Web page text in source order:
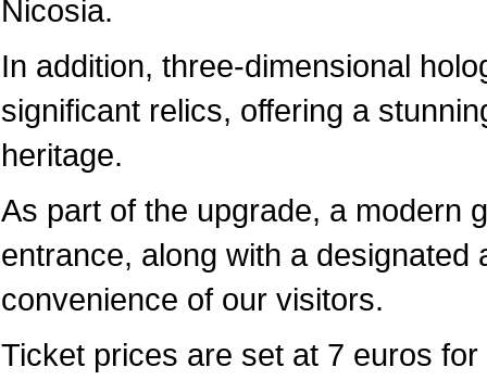
Nicosia.
In addition, three-dimensional
significant relics, offering a
heritage.
As part of the upgrade, a modern
entrance, along with a
convenience of our visitors.
Ticket prices are set at 7 euros